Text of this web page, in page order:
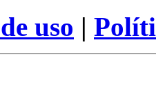
uso |